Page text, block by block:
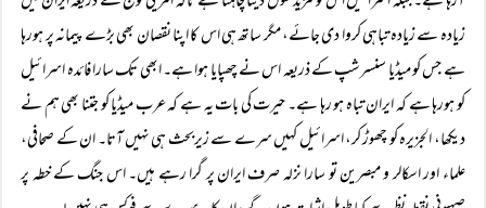
زیادہ سے زیادہ تباہی کروا دی جائے، مگر ساتھ ہی اس کا اپنا نقصان بھی بڑے پیمانہ پر ہورہا
ہے جس کو میڈیا سنسرشپ کے ذریعہ اس نے چھپایا ہوا ہے۔ ابھی تک سارا فائدہ اسرائیل
کو ہورہا ہے کہ ایران تباہ ہو رہا ہے۔ حیرت کی بات یہ ہے کہ عرب میڈیا کو جتنا بھی ہم نے
دیکھا، الجزیرہ کو چھوڑ کر، اسرائیل کہیں سرے سے زیربحث ہی نہیں آتا۔ ان کے صحافی،
علماء اور اسکالر و مبصرین تو سارا نزلہ صرف ایران پر گرا رہے ہیں۔ اس جنگ کے خطہ پر